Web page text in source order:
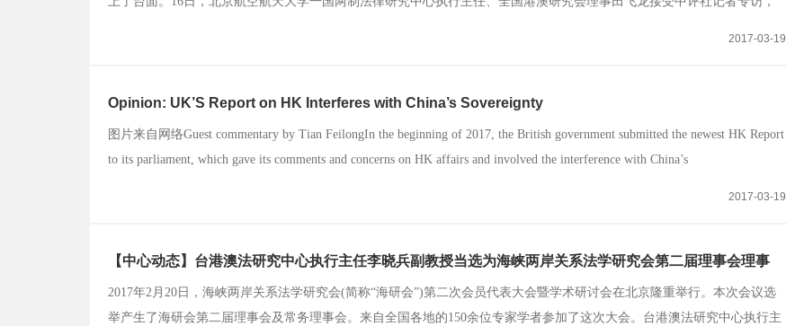
2017-03-19
Opinion: UK’S Report on HK Interferes with China’s Sovereignty
图片来自网络Guest commentary by Tian FeilongIn the beginning of 2017, the British government submitted the newest HK Report
to its parliament, which gave its comments and concerns on HK affairs and involved the interference with China’s
2017-03-19
【中心动态】台港澳法研究中心执行主任李晓兵副教授当选为海峡两岸关系法学研究会第二届理事会理事
2017年2月20日，海峡两岸关系法学研究会(简称“海研会”)第二次会员代表大会暨学术研讨会在北京隆重举行。本次会议选
举产生了海研会第二届理事会及常务理事会。来自全国各地的150余位专家学者参加了这次大会。台港澳法研究中心执行主